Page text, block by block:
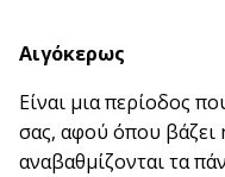
Αιγόκερως
Είναι μια περίοδος
σας, αφού όπου βάζει
αναβαθμίζονται τα